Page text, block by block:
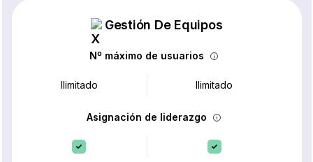
Gestión De Equipos
Nº máximo de usuarios
Ilimitado Ilimitado
Asignación de liderazgo